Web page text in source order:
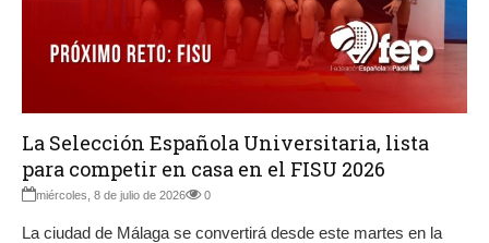
La Selección Española Universitaria, lista
para competir en casa en el FISU 2026
miércoles, 8 de julio de 2026 0
La ciudad de Málaga se convertirá desde este martes en la